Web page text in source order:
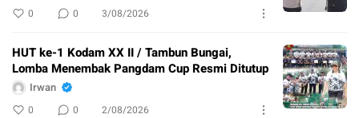
0 0 3/08/2026
HUT ke-1 Kodam XX II / Tambun Bungai,
Lomba Menembak Pangdam Cup Resmi Ditutup
Irwan
0 0 2/08/2026